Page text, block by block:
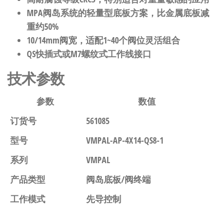
MPA阀岛系统的轻量型底板方案，比金属底板减
重约50%
10/14mm阀宽，适配1~40个阀位灵活组合
QS快插式或M7螺纹式工作线接口
技术参数
参数
数值
订货号
561085
型号
VMPAL-AP-4X14-QS8-1
系列
VMPAL
产品类型
阀岛底板/阀终端
工作模式
先导控制